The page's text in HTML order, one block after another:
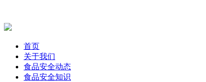
首页
关于我们
食品安全动态
食品安全知识